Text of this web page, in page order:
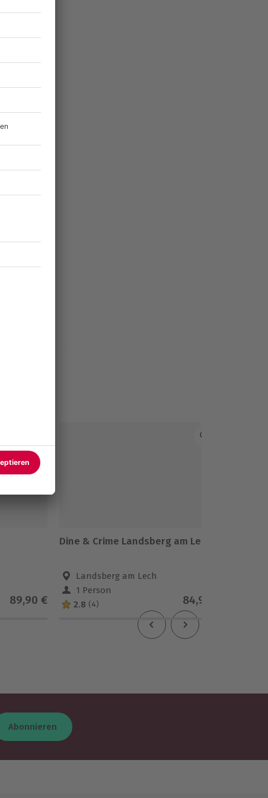
89,90 €
Dine & Crime Landsberg am Lech
Landsberg am Lech
1 Person
2.8 (4) 84,90 €
Abonnieren